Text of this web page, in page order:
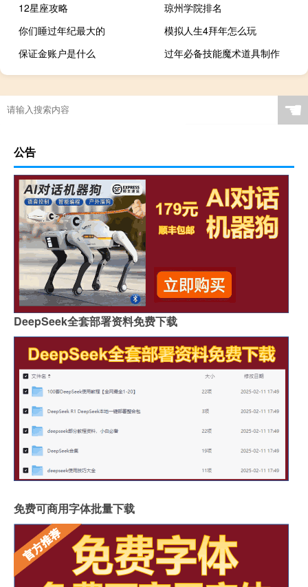
12星座攻略
琼州学院排名
你们睡过年纪最大的
模拟人生4拜年怎么玩
保证金账户是什么
过年必备技能魔术道具制作
☚
公告
DeepSeek全套部署资料免费下载
免费可商用字体批量下载